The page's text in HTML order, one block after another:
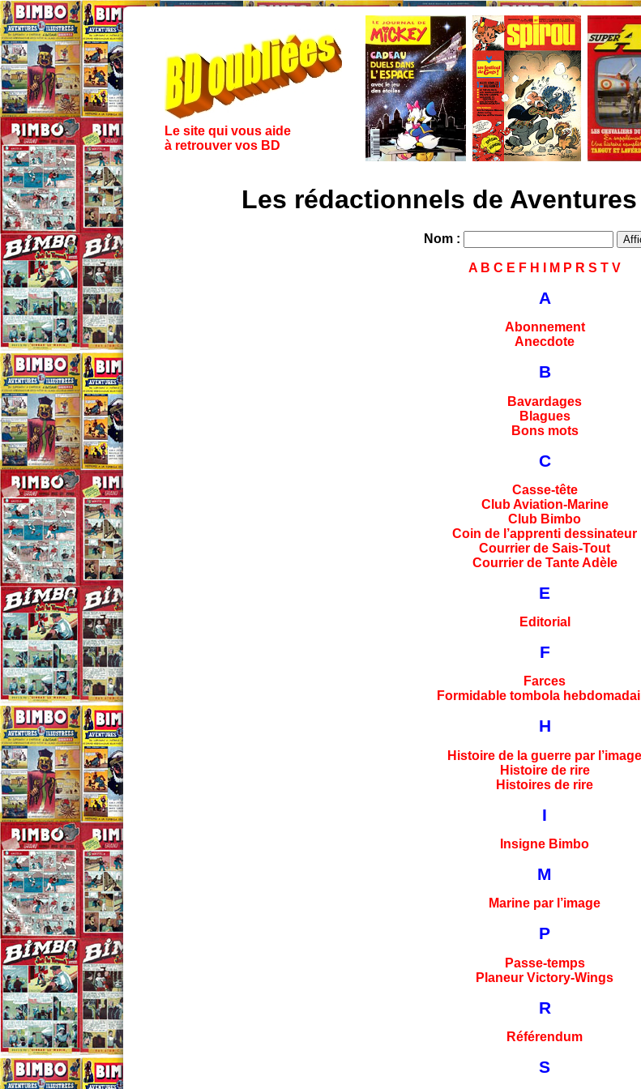
Le site qui vous aide
à retrouver vos BD
Les rédactionnels de
Nom :
A B C E F H M P R S T V
A
Abonnement
Anecdote
B
Bavardages
Blagues
Bons mots
C
Casse-tête
Club Aviation-Marine
Club Bimbo
Coin de l’apprenti dessinateur
Courrier de Sais-Tout
Courrier de Tante Adèle
E
Editorial
F
Farces
Formidable tombola
H
Histoire de la guerre par l’image
Histoire de rire
Histoires de rire
I
Insigne Bimbo
M
Marine par l’image
P
Passe-temps
Planeur Victory-Wings
R
Référendum
S